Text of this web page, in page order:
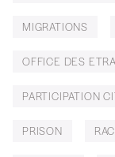
MIGRATIONS
OFFICE DES
PARTICIPATION
PRISON